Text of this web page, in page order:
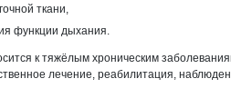
ткани,
функции дыхания.
к тяжёлым хроническим
лечение, реабилитация,